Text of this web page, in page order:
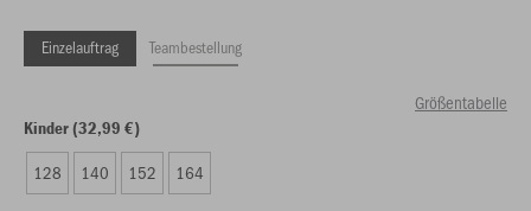
Einzelauftrag Teambestellung
Größentabelle
Kinder (32,99 €)
128 140 152 164